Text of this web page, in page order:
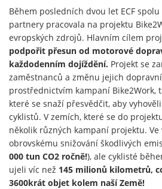
Během posledních dvou let ECF
partnery pracovala na projektu
evropských zdrojů. Hlavním cílem
podpořit přesun od motorové
každodenním dojíždění. Projekt se
zaměstnanců a změnu jejich
prostřednictvím kampaní Bike2Work,
které se snaží přesvědčit, aby
cyklistů. V zemích, které se do
několik různých kampaní projektu.
obrovskému snižování škodlivých
000 tun CO2 ročně!), ale cyklisté
ujeli víc než 145 milionů kilometrů,
3600krát objet kolem naší Země!